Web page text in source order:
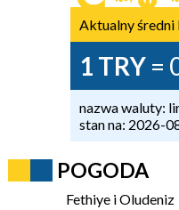
Aktualny średni
1 TRY=
nazwa waluty:
stan na: 2026-
POGODA
Fethiye i Oludeniz